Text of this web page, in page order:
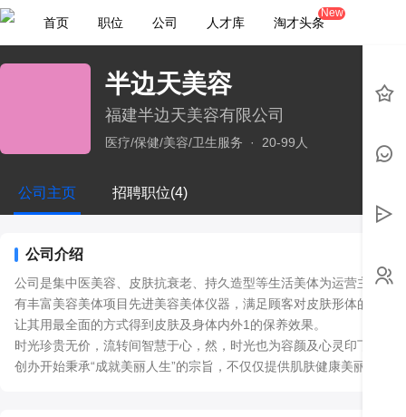
首页 职位 公司 人才库 淘才头条
New
半边天美容
福建半边天美容有限公司
医疗/保健/美容/卫生服务 · 20-99人
公司主页 招聘职位(4)
公司介绍
公司是集中医美容、皮肤抗衰老、持久造型等生活美体为运营主体。
有丰富美容美体项目先进美容美体仪器，满足顾客对皮肤形体的护理
让其用最全面的方式得到皮肤及身体内外1的保养效果。
时光珍贵无价，流转间智慧于心，然，时光也为容颜及心灵印下吻痕
创办开始秉承“成就美丽人生”的宗旨，不仅仅提供肌肤健康美丽的外